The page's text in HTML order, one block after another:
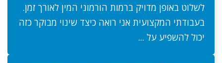
לשלוט באופן מדויק ברמות הורמוני המין לאורך זמן.
בעבודתי המקצועית אני רואה כיצד שינוי מבוקר כזה
יכול להשפיע על ...